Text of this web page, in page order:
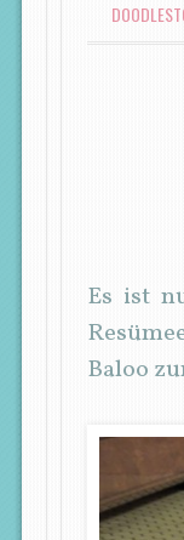
Es ist
Baloo